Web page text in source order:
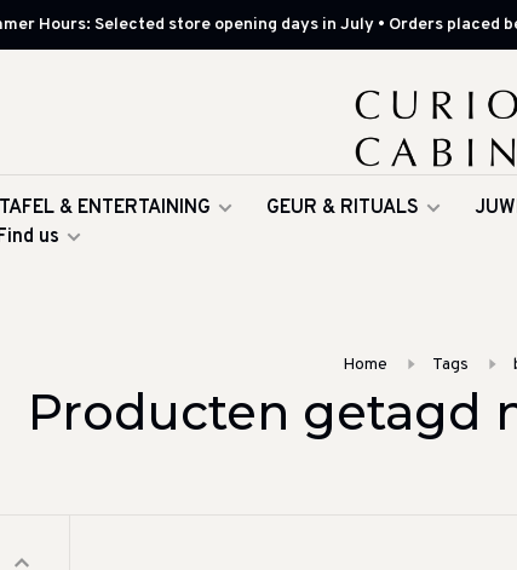
Hours: Selected store opening days in July • Orders placed
TAFEL & ENTERTAINING GEUR & RITUALS
us
Home Tags
Producten getagd